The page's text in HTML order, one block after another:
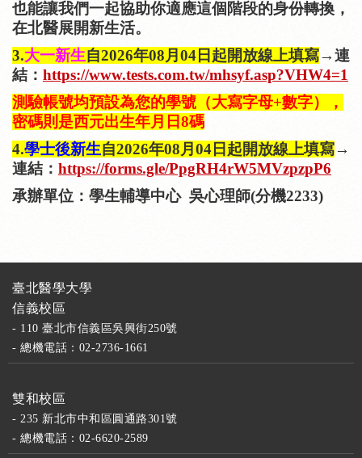
也能讓我們一起協助你適應這個階段的身份轉換，
在北醫展開新生活。
3.大一新生自2026年08月04日起開放線上填寫→連
結： https://www.tests.com.tw/mhsyf.asp?VHW4=1
測驗帳號均預設為您的學號（大寫字母+數字），
密碼則是西元出生年月日8碼
4.學士後新生自2026年08月04日起開放線上填寫→
連結： https://forms.gle/PpgRH4rW5MVzpzpP6
承辦單位：學生輔導中心吳心理師(分機2233)
臺北醫學大學
信義校區
- 110 臺北市信義區吳興街250號
- 總機電話：02-2736-1661
雙和校區
- 235 新北市中和區圓通路301號
- 總機電話：02-6620-2589